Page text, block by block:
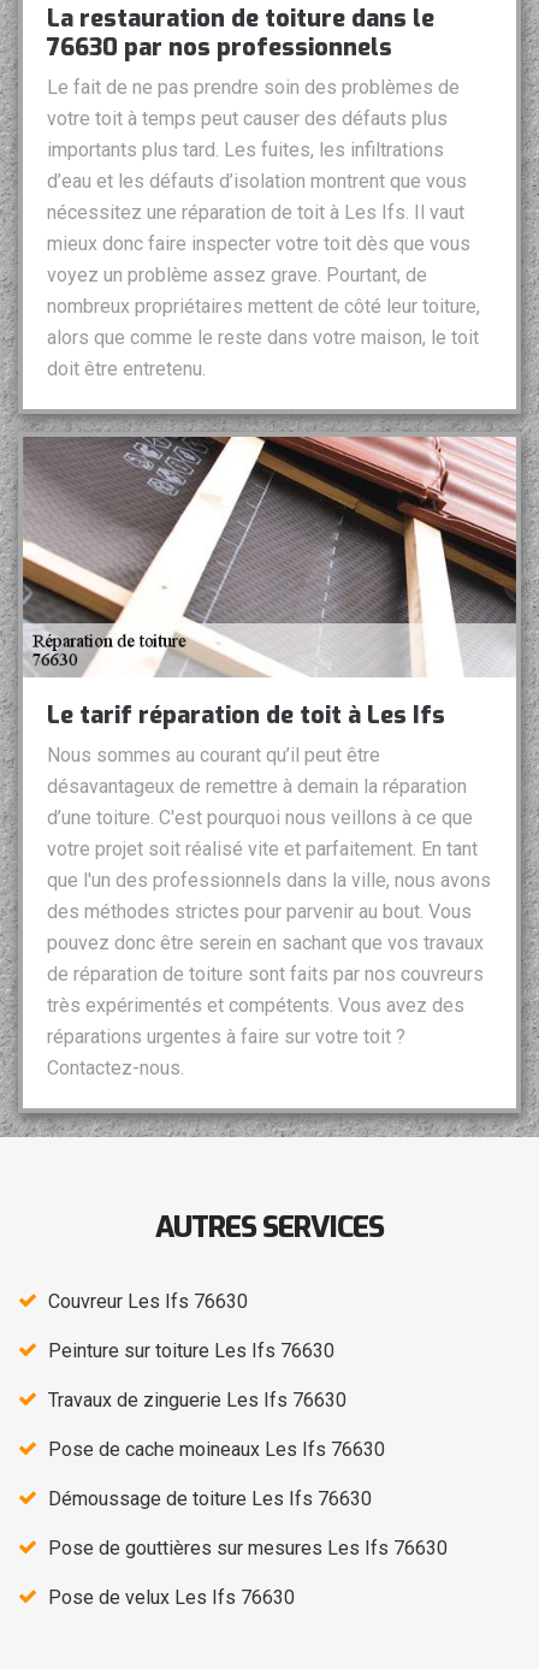
La restauration de toiture dans le
76630 par nos professionnels
Le fait de ne pas prendre soin des problèmes de
votre toit à temps peut causer des défauts plus
importants plus tard. Les fuites, les infiltrations
d’eau et les défauts d’isolation montrent que vous
nécessitez une réparation de toit à Les Ifs. Il vaut
mieux donc faire inspecter votre toit dès que vous
voyez un problème assez grave. Pourtant, de
nombreux propriétaires mettent de côté leur toiture,
alors que comme le reste dans votre maison, le toit
doit être entretenu.
Le tarif réparation de toit à Les Ifs
Nous sommes au courant qu’il peut être
désavantageux de remettre à demain la réparation
d’une toiture. C'est pourquoi nous veillons à ce que
votre projet soit réalisé vite et parfaitement. En tant
que l'un des professionnels dans la ville, nous avons
des méthodes strictes pour parvenir au bout. Vous
pouvez donc être serein en sachant que vos travaux
de réparation de toiture sont faits par nos couvreurs
très expérimentés et compétents. Vous avez des
réparations urgentes à faire sur votre toit ?
Contactez-nous.
AUTRES SERVICES
Couvreur Les Ifs 76630
Peinture sur toiture Les Ifs 76630
Travaux de zinguerie Les Ifs 76630
Pose de cache moineaux Les Ifs 76630
Démoussage de toiture Les Ifs 76630
Pose de gouttières sur mesures Les Ifs 76630
Pose de velux Les Ifs 76630